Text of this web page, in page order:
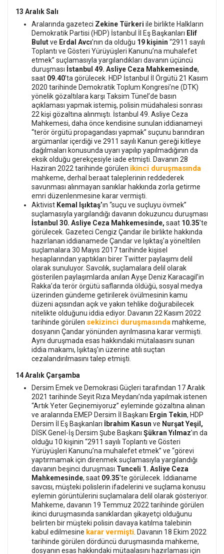
13 Aralık Salı
Aralarında gazeteci Zekine Türkeri ile birlikte Halkların
Demokratik Partisi (HDP) İstanbul İl Eş Başkanları Elif
Bulutve Erdal Avcı’nın da olduğu 19 kişinin “2911 sayılı
Toplantı ve Gösteri Yürüyüşleri Kanunu’na muhalefet
etmek” suçlamasıyla yargılandıkları davanın üçüncü
duruşması İstanbul 49. Asliye Ceza Mahkemesinde,
saat 09.40’ta görülecek. HDP İstanbul İl Örgütü 21 Kasım
2020 tarihinde Demokratik Toplum Kongresi’ne (DTK)
yönelik gözaltılara karşı Taksim Tünel’de basın
açıklaması yapmak istemiş, polisin müdahalesi sonrası
22 kişi gözaltına alınmıştı. İstanbul 49. Asliye Ceza
Mahkemesi, daha önce kendisine sunulan iddianameyi
“terör örgütü propagandası yapmak” suçunu barındıran
argümanlar içerdiği ve 2911 sayılı Kanun gereği kitleye
dağılmaları konusunda uyarı yapılıp yapılmadığının da
eksik olduğu gerekçesiyle iade etmişti. Davanın 28
Haziran 2022 tarihinde görülen ikinci duruşmasında
mahkeme, derhal beraat taleplerinin reddederek
savunması alınmayan sanıklar hakkında zorla getirme
emri düzenlenmesine karar vermişti.
Aktivist Kemal Işıktaş’ın “suçu ve suçluyu övmek”
suçlamasıyla yargılandığı davanın dokuzuncu duruşması
İstanbul 30. Asliye Ceza Mahkemesinde, saat 10.35’te
görülecek. Gazeteci Cengiz Çandar ile birlikte hakkında
hazırlanan iddianamede Çandar ve Işıktaş’a yöneltilen
suçlamalara 30 Mayıs 2017 tarihinde kişisel
hesaplarından yaptıkları birer Twitter paylaşımı delil
olarak sunuluyor. Savcılık, suçlamalara delil olarak
gösterilen paylaşımlarda anılan Ayşe Deniz Karacagil’in
Rakka’da terör örgütü saflarında öldüğü, sosyal medya
üzerinden gündeme getirilerek övülmesinin kamu
düzeni açısından açık ve yakın tehlike doğurabilecek
nitelikte olduğunu iddia ediyor. Davanın 22 Kasım 2022
tarihinde görülen sekizinci duruşmasındamahkeme,
dosyanın Çandar yönünden ayrılmasına karar vermişti.
Aynı duruşmada esas hakkındaki mütalaasını sunan
iddia makamı, Işıktaş’ın üzerine atılı suçtan
cezalandırılmasını talep etmişti.
14 Aralık Çarşamba
Dersim Emek ve Demokrasi Güçleri tarafından 17 Aralık
2021 tarihinde Seyit Rıza Meydanı’nda yapılmak istenen
“Artık Yeter Geçinemiyoruz” eyleminde gözaltına alınan
ve aralarında EMEP Dersim İl Başkanı Ergin Tekin, HDP
Dersim İl Eş Başkanları İbrahim Kasun ve Nurşat Yeşil,
DİSK Genel-İş Dersim Şube Başkanı Şükran Yılmaz’ın da
olduğu 10 kişinin “2911 sayılı Toplantı ve Gösteri
Yürüyüşleri Kanunu’na muhalefet etmek” ve “görevi
yaptırmamak için direnmek suçlamasıyla yargılandığı
davanın beşinci duruşması Tunceli 1. Asliye Ceza
Mahkemesinde, saat 09.35’te görülecek. İddianame
savcısı, müşteki polislerin ifadelerini ve suçlama konusu
eylemin görüntülerini suçlamalara delil olarak gösteriyor.
Mahkeme, davanın 19 Temmuz 2022 tarihinde görülen
ikinci duruşmasında sanıklardan şikayetçi olduğunu
belirten bir müşteki polisin davaya katılma talebinin
kabul edilmesine karar vermişti. Davanın 18 Ekim 2022
tarihinde görülen dördüncü duruşmasında mahkeme,
dosyanın esas hakkındaki mütaalasını hazırlaması için